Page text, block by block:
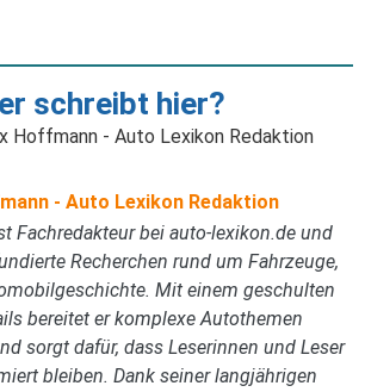
schreibt hier?
- Auto Lexikon Redaktion
Fachredakteur bei auto-lexikon.de und
Recherchen rund um Fahrzeuge,
Mit einem geschulten
bereitet er komplexe Autothemen
sorgt dafür, dass Leserinnen und Leser
bleiben. Dank seiner langjährigen